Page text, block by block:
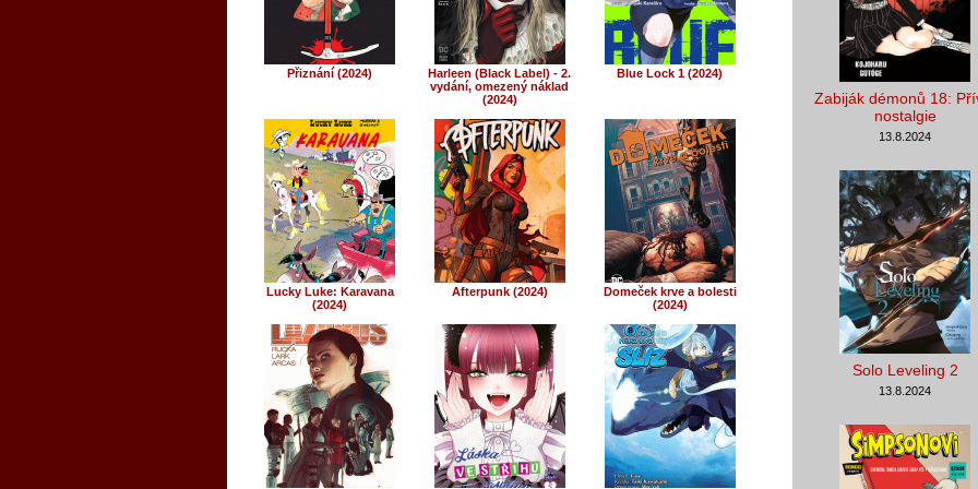
Přiznání (2024)
Harleen (Black Label) - 2.
vydání, omezený náklad
(2024)
Blue Lock 1 (2024)
Lucky Luke: Karavana
(2024)
Afterpunk (2024)
Domeček krve a bolesti
(2024)
Zabiják démonů 18:
nostalgie
13.8.2024
Solo Leveling 2
13.8.2024